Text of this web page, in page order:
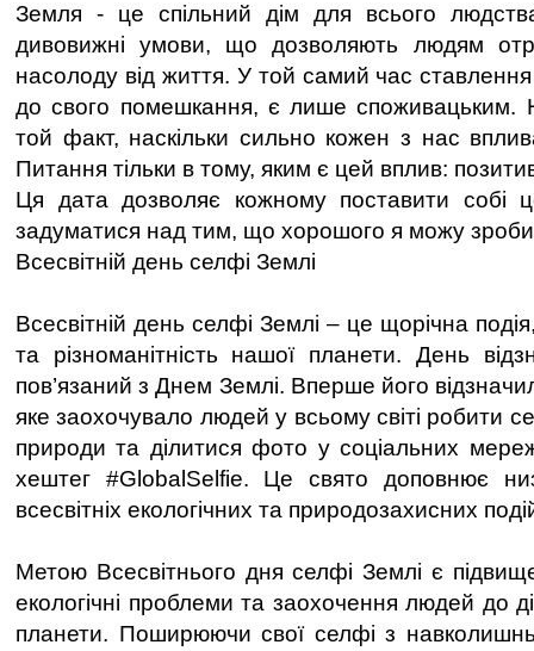
Земля - це спільний дім для всього
дивовижні умови, що дозволяють людям
насолоду від життя. У той самий час
до свого помешкання, є лише споживацьким.
той факт, наскільки сильно кожен з нас
Питання тільки в тому, яким є цей вплив:
Ця дата дозволяє кожному поставити собі
задуматися над тим, що хорошого я можу
Всесвітній день селфі Землі
Всесвітній день селфі Землі – це щорічна
та різноманітність нашої планети. День
пов’язаний з Днем Землі. Вперше його
яке заохочувало людей у всьому світі робити
природи та ділитися фото у соціальних
хештег #GlobalSelfie. Це свято доповнює
всесвітніх екологічних та природозахисних
Метою Всесвітнього дня селфі Землі є
екологічні проблеми та заохочення людей до
планети. Поширюючи свої селфі з